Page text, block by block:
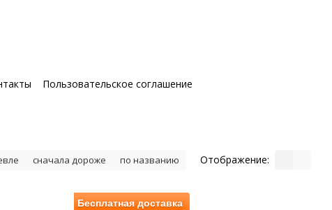
Пользовательское соглашение
сначала дороже по названию Отображение:
Бесплатная доставка